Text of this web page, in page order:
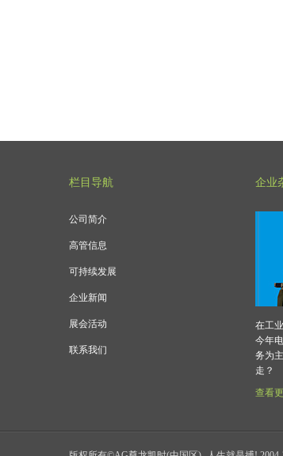
栏目导航
公司简介
高管信息
可持续发展
企业新闻
展会活动
联系我们
企业
在工
今年
务为
走？
查看